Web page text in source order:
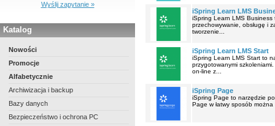
Wyślij zapytanie »
Katalog
Nowości
Promocje
Alfabetycznie
Archiwizacja i backup
Bazy danych
Bezpieczeństwo i ochrona PC
iSpring Learn LMS
iSpring Learn LMS
przechowywanie, obsługę i
tworzenie...
iSpring Learn LMS Start
iSpring Learn LMS Start to
przygotowanymi
on-line z...
iSpring Page
iSpring Page to narzędzie
Page w łatwy sposób